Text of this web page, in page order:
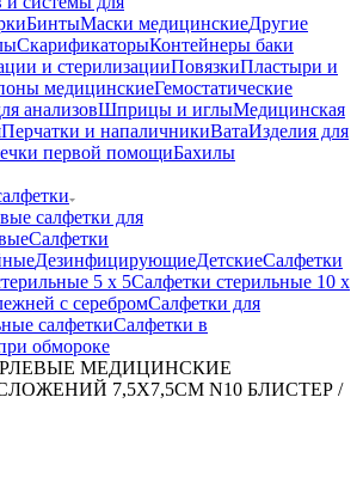
БинтыМаски медицинскиеДругие
СкарификаторыКонтейнеры баки
и стерилизацииПовязкиПластыри и
медицинскиеГемостатические
анализовШприцы и иглыМедицинская
Перчатки и напаличникиВатаИзделия для
первой помощиБахилы
салфетки для
Салфетки
ДезинфицирующиеДетскиеСалфетки
5 х 5Салфетки стерильные 10 х
с серебромСалфетки для
салфеткиСалфетки в
обмороке
МЕДИЦИНСКИЕ
7,5Х7,5СМ N10 БЛИСТЕР /